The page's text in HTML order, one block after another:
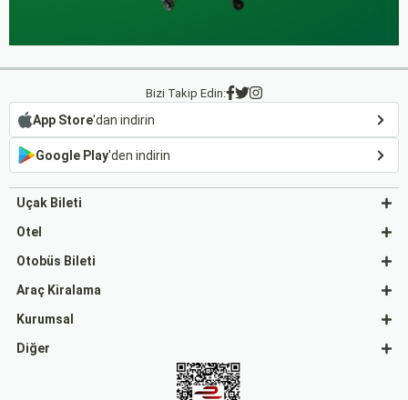
Bizi Takip Edin:
App Store'dan indirin
Google Play'den indirin
Uçak Bileti
Otel
Otobüs Bileti
Araç Kiralama
Kurumsal
Diğer